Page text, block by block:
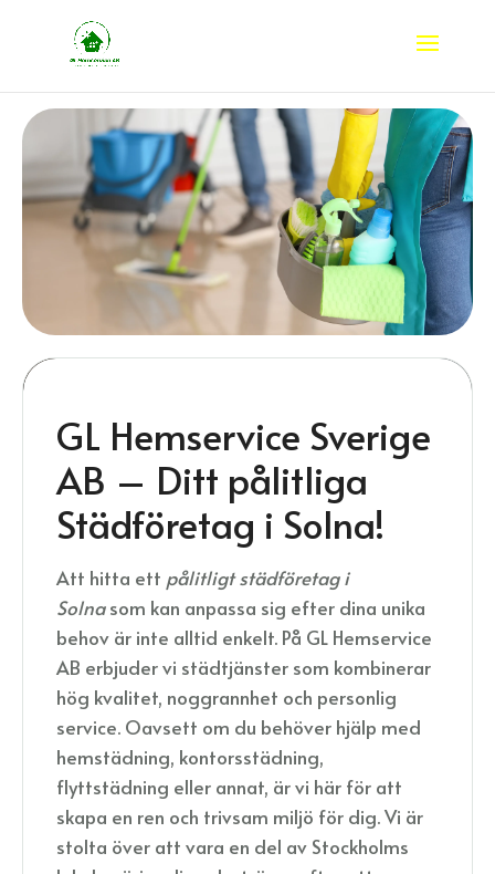
GL Hemservice Sverige
AB – Ditt pålitliga
Städföretag i Solna!
Att hitta ett pålitligt städföretag i
Solnasom kan anpassa sig efter dina unika
behov är inte alltid enkelt. På GL Hemservice
AB erbjuder vi städtjänster som kombinerar
hög kvalitet, noggrannhet och personlig
service. Oavsett om du behöver hjälp med
hemstädning, kontorsstädning,
flyttstädning eller annat, är vi här för att
skapa en ren och trivsam miljö för dig. Vi är
stolta över att vara en del av Stockholms
Videospelare